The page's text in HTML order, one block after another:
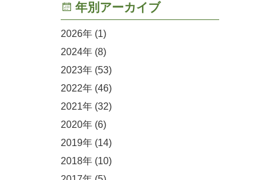
年別アーカイブ
2026
(1)
2024
(8)
2023
(53)
2022
(46)
2021
(32)
2020
(6)
2019
(14)
2018
(10)